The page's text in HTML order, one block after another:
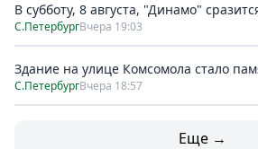
В субботу, 8 августа, "Динамо"
С.ПетербургВчера 19:03
Здание на улице Комсомола стало
С.ПетербургВчера 18:57
Еще →